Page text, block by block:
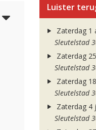
Luister
Zaterdag 1
Sleutelstad
Zaterdag
Sleutelstad
Zaterdag
Sleutelstad
Zaterdag 4
Sleutelstad